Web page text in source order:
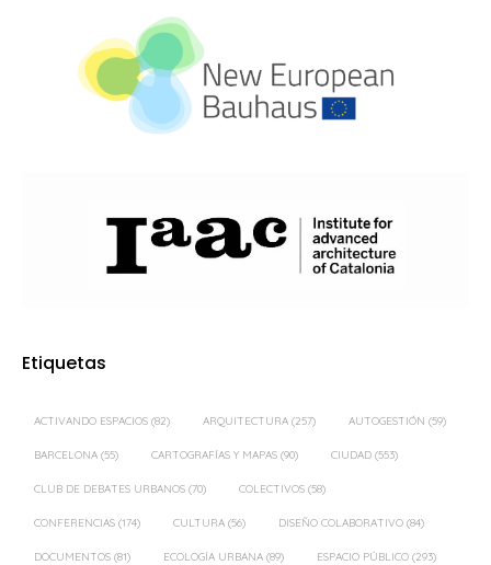
Etiquetas
ACTIVANDO ESPACIOS (82) ARQUITECTURA (257) AUTOGESTIÓN (59)
BARCELONA (55) CARTOGRAFÍAS Y MAPAS (90) CIUDAD (553)
CLUB DE DEBATES URBANOS (70) COLECTIVOS (58)
CONFERENCIAS (174) CULTURA (56) DISEÑO COLABORATIVO (84)
DOCUMENTOS (81) ECOLOGÍA URBANA (89) ESPACIO PÚBLICO (293)